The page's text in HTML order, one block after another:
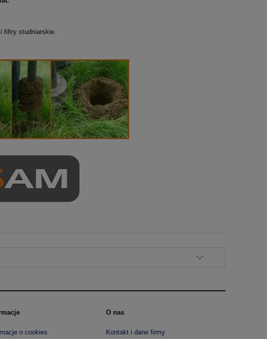
filtry studniarskie.
o cookies
O nas
Kontakt i dane firmy